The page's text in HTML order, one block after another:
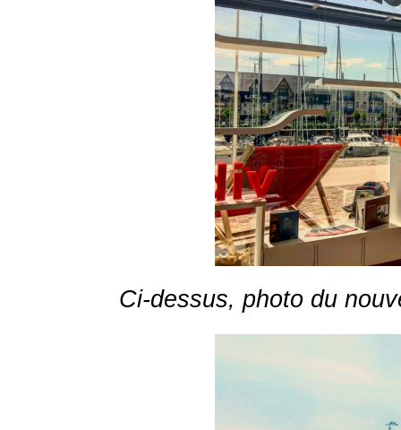
Ci-dessus, photo du